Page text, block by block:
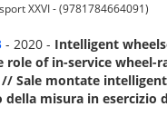
XXVI - (9781784664091)
- 2020 - Intelligent
role of in-service wheel-
Sale montate
misura in esercizio